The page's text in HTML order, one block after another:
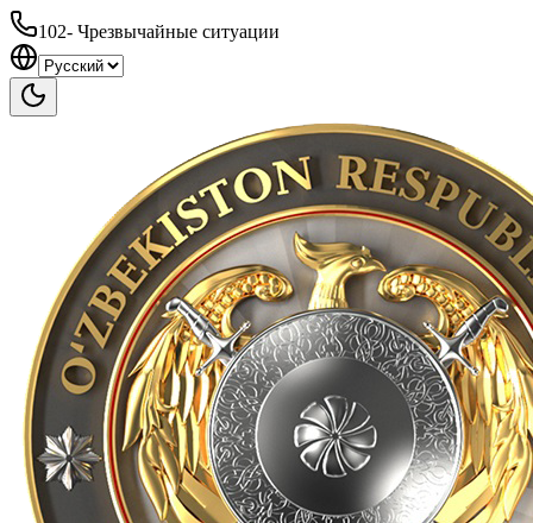
102- Чрезвычайные ситуации